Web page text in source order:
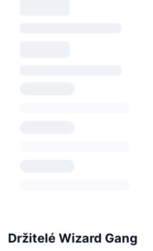
Držitelé Wizard Gang